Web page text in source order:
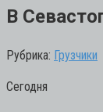
В
Рубрика: Грузчики
Сегодня